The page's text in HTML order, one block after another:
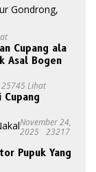
Cupang ala
Asal Bogen
25745 Lihat
Cupang
November 24,
2025 23217
Pupuk Yang